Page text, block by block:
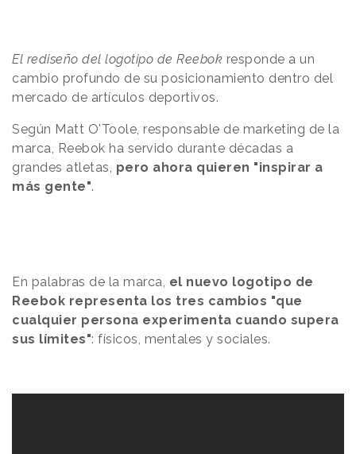
El rediseño del logotipo de Reebok responde a un
cambio profundo de su posicionamiento dentro del
mercado de artículos deportivos.
Según Matt O'Toole, responsable de marketing de la
marca, Reebok ha servido durante décadas a
grandes atletas, pero ahora quieren "inspirar a
más gente".
En palabras de la marca, el nuevo logotipo de
Reebok representa los tres cambios "que
cualquier persona experimenta cuando supera
sus límites": físicos, mentales y sociales.